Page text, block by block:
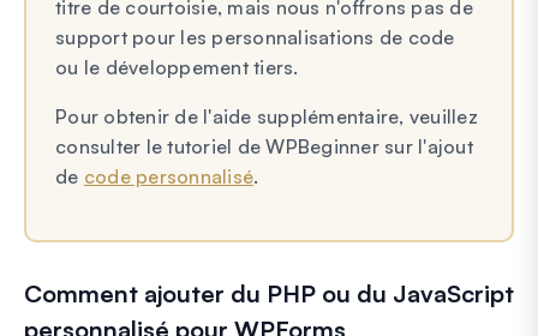
titre de courtoisie, mais nous n'offrons pas de
support pour les personnalisations de code
ou le développement tiers.
Pour obtenir de l'aide supplémentaire, veuillez
consulter le tutoriel de WPBeginner sur l'ajout
de code personnalisé.
Comment ajouter du PHP ou du JavaScript
personnalisé pour WPForms